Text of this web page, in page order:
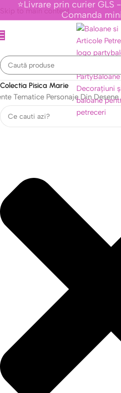
Skip to main content
⭐Livrare prin curier GLS
Comanda
Colectia Pisica Marie
Tematice Personaje Din